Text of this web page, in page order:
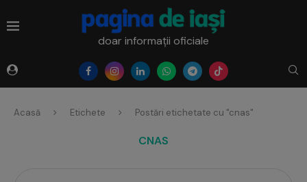
doar informații oficiale
Acasă Etichete Postări etichetate cu "cnas"
CNAS